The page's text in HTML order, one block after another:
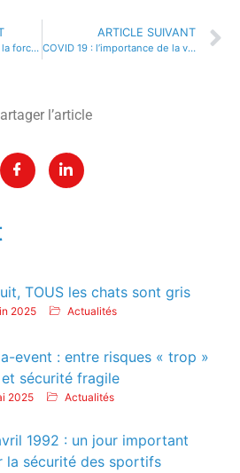
Validation scientifique : la force de l’expérimentation comme valeur de proposition
ARTICLE SUIVANT
COVID 19 : l’importance de la ventilation
l’article
TOUS les chats sont gris
2025 Actualités
event : entre risques « trop »
sécurité fragile
2025 Actualités
1992 : un jour important
la sécurité des sportifs